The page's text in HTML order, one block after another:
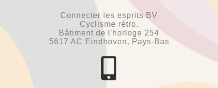
Connecter les esprits BV
Cyclisme rétro.
Bâtiment de l'horloge 254
5617 AC Eindhoven, Pays-Bas